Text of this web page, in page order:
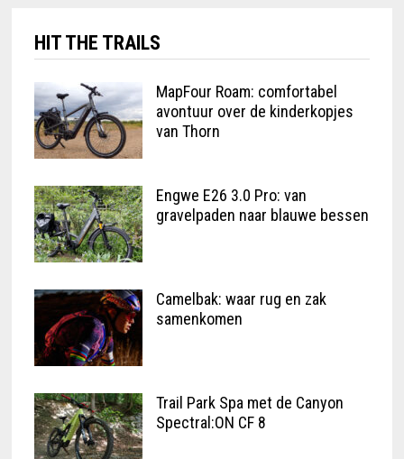
HIT THE TRAILS
MapFour Roam: comfortabel
avontuur over de kinderkopjes
van Thorn
Engwe E26 3.0 Pro: van
gravelpaden naar blauwe bessen
Camelbak: waar rug en zak
samenkomen
Trail Park Spa met de Canyon
Spectral:ON CF 8